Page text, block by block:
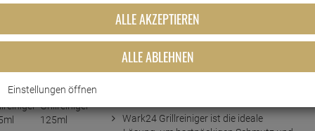
Wark24 Grillreiniger ist die ideale
ALLE AKZEPTIEREN
ALLE ABLEHNEN
Einstellungen öffnen